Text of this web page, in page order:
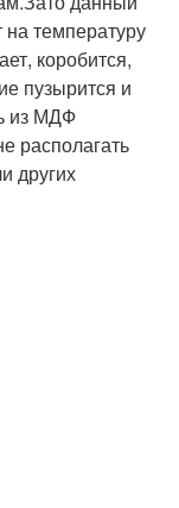
на температуру
коробится,
пузырится и
из МДФ
располагать
других